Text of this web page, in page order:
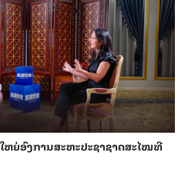
ຫຍ່​ອົງ​ການສະ​ຫະ​ປະ​ຊາ​ຊາດສະ​ໄໝ​ທີ